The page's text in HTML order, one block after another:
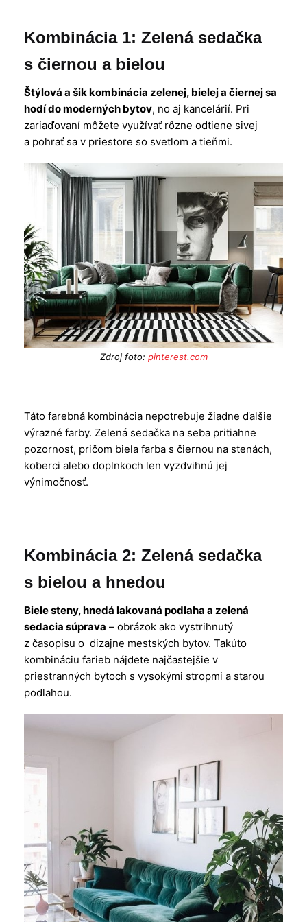
Kombinácia 1: Zelená sedačka
s čiernou a bielou
Štýlová a šik kombinácia zelenej, bielej a čiernej sa
hodí do moderných bytov, no aj kancelárií. Pri
zariaďovaní môžete využívať rôzne odtiene sivej
a pohrať sa v priestore so svetlom a tieňmi.
Zdroj foto: pinterest.com
Táto farebná kombinácia nepotrebuje žiadne ďalšie
výrazné farby. Zelená sedačka na seba pritiahne
pozornosť, pričom biela farba s čiernou na stenách,
koberci alebo doplnkoch len vyzdvihnú jej
výnimočnosť.
Kombinácia 2: Zelená sedačka
s bielou a hnedou
Biele steny, hnedá lakovaná podlaha a zelená
sedacia súprava – obrázok ako vystrihnutý
z časopisu o dizajne mestských bytov. Takúto
kombináciu farieb nájdete najčastejšie v
priestranných bytoch s vysokými stropmi a starou
podlahou.